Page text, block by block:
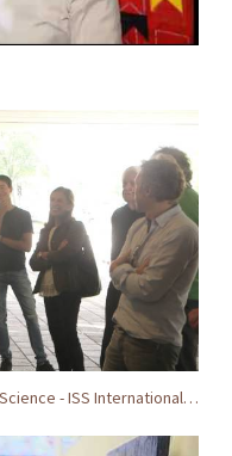
Collection Medusa - Where Art Meets Science - ISS International Institute of Social Studies